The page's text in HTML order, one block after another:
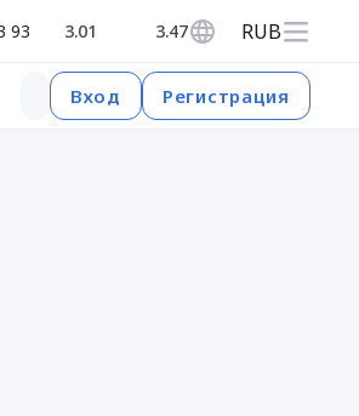
93 3.01 3.47 RUB
Вход Регистрация